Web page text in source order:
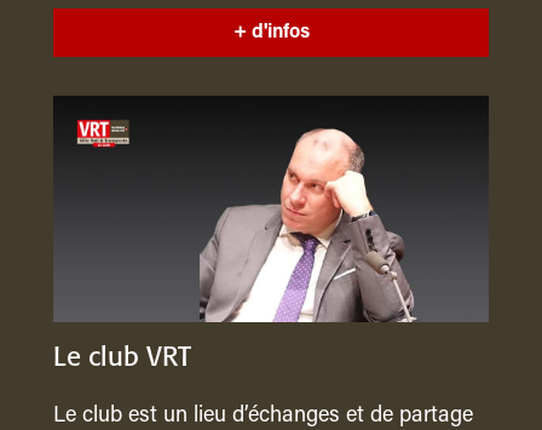
+ d'infos
Le club VRT
Le club est un lieu d’échanges et de partage